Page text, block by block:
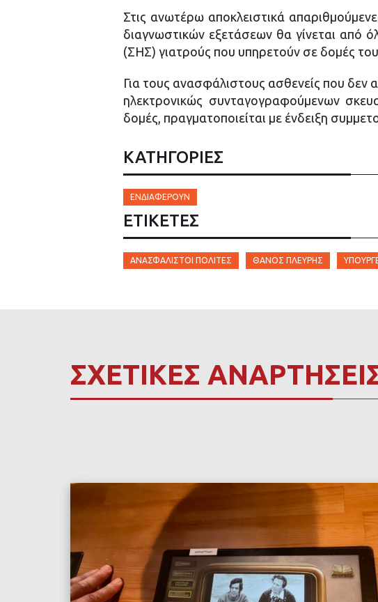
Στις ανωτέρω αποκλειστικά
διαγνωστικών εξετάσεων θα γίνεται από
(ΣΗΣ) γιατρούς που υπηρετούν σε δομές
Για τους ανασφάλιστους ασθενείς που δεν
ηλεκτρονικώς συνταγογραφούμενων
δομές, πραγματοποιείται με ένδειξη
ΚΑΤΗΓΟΡΙΕΣ
ΕΝΔΙΑΦΈΡΟΥΝ
ΕΤΙΚΈΤΕΣ
ΑΝΑΣΦΆΛΙΣΤΟΙ ΠΟΛΊΤΕΣ ΘΆΝΟΣ ΠΛΕΎΡΗΣ
ΣΧΕΤΙΚΕΣ